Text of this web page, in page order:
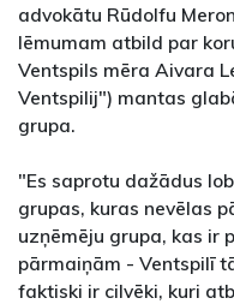
advokātu Rūdolfu
lēmumam atbild par
Ventspils mēra Aivara
Ventspilij") mantas
grupa.
"Es saprotu dažādus
grupas, kuras nevēlas
uzņēmēju grupa, kas ir
pārmaiņām - Ventspilī
faktiski ir cilvēki, kuri